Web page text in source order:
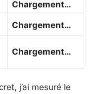
Chargement…
Chargement…
Chargement…
j’ai mesuré le